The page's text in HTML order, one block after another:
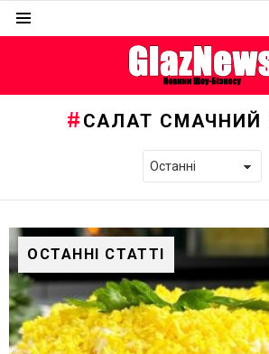
САЛАТ СМАЧНИЙ
ОСТАННІ СТАТТІ